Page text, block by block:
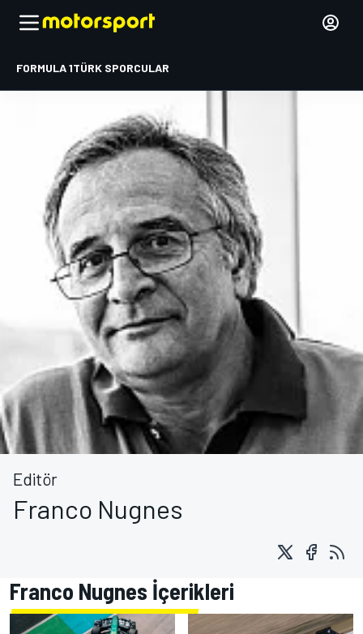
FORMULA 1TÜRK SPORCULAR
Editör
Franco Nugnes
Franco Nugnes İçerikleri